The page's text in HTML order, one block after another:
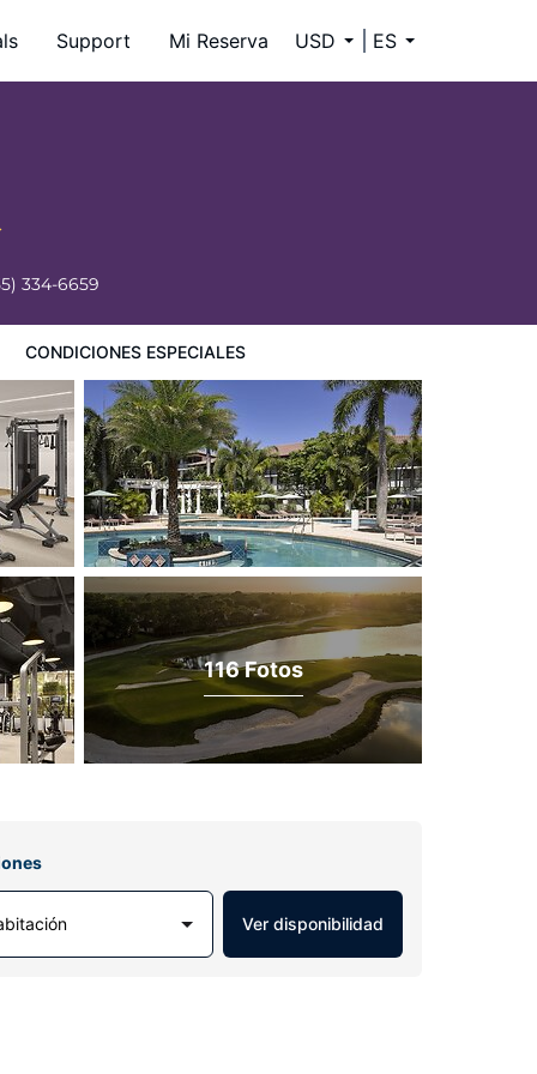
Support Mi Reserva USD ES
334-6659
CONDICIONES ESPECIALES
116 Fotos
Ver disponibilidad